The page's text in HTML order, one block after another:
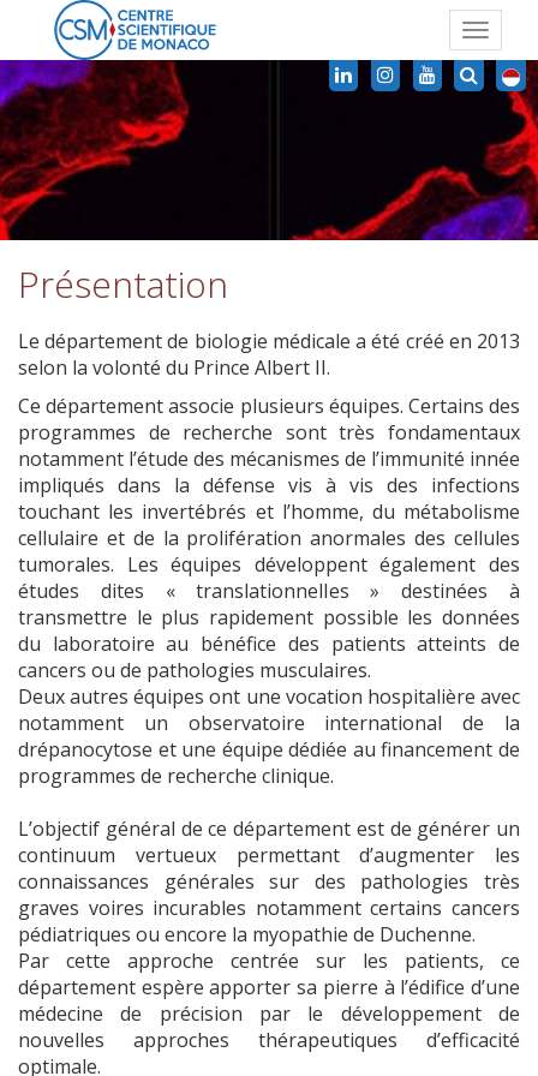
Toggle
Présentation
Le département de biologie médicale a été créé en 2013
selon la volonté du Prince Albert II.
Ce département associe plusieurs équipes. Certains des
programmes de recherche sont très fondamentaux
notamment l’étude des mécanismes de l’immunité innée
impliqués dans la défense vis à vis des infections
touchant les invertébrés et l’homme, du métabolisme
cellulaire et de la prolifération anormales des cellules
tumorales. Les équipes développent également des
études dites « translationnelles » destinées à
transmettre le plus rapidement possible les données
du laboratoire au bénéfice des patients atteints de
cancers ou de pathologies musculaires.
Deux autres équipes ont une vocation hospitalière avec
notamment un observatoire international de la
drépanocytose et une équipe dédiée au financement de
programmes de recherche clinique.
L’objectif général de ce département est de générer un
continuum vertueux permettant d’augmenter les
connaissances générales sur des pathologies très
graves voires incurables notamment certains cancers
pédiatriques ou encore la myopathie de Duchenne.
Par cette approche centrée sur les patients, ce
département espère apporter sa pierre à l’édifice d’une
médecine de précision par le développement de
nouvelles approches thérapeutiques d’efficacité
optimale.